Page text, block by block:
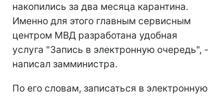
накопились за два месяца карантина.
Именно для этого главным сервисным
центром МВД разработана удобная
услуга "Запись в электронную очередь", -
написал замминистра.
По его словам, записаться в электронную